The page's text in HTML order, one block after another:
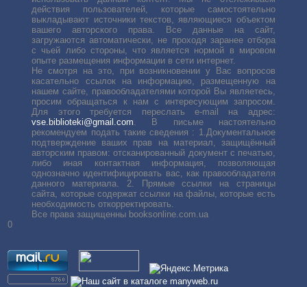
действия пользователей, которые самостоятельно
выкладывают источники текстов, являющиеся объектом
вашего авторского права. Все данные на сайт,
загружаются автоматически, не проходя заранее отбора
с чьей либо стороны, что является нормой в мировом
опыте размещения информации в сети интернет.
Не смотря на это, при возникновении у Вас вопросов
касательно ссылок на информацию, размещенную на
нашем сайте, правообладателями которой Вы являетесь,
просим обращаться к нам с интересующим запросом.
Для этого требуется переслать е-mail на адрес:
vse.biblioteki@gmail.com. В письме настоятельно
рекомендуем подать такие сведения : 1.Документальное
подтверждение ваших прав на материал, защищённый
авторским правом: отсканированный документ с печатью,
либо иная контактная информация, позволяющая
однозначно идентифицировать вас, как правообладателя
данного материала. 2. Прямые ссылки на страницы
сайта, которые содержат ссылки на файлы, которые есть
необходимость откорректировать.
Все права защищенны booksonline.com.ua
0